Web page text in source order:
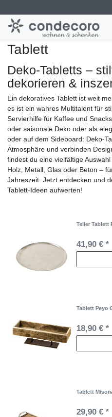
Tablett
Deko-Tabletts –
dekorieren &
Ein dekoratives Tablett ist weit
es ist ein wahres Multitalent für
Servierhilfe für Kaffee und
oder saisonale Deko oder als
oder auf dem Sideboard: Deko-
Atmosphäre und verbinden
findest du eine vielfältige
Holz, Metall, Glas oder Beton –
Jahreszeit. Jetzt entdecken und
Tablett-Ideen aufwerten!
Teller Tablett
41,90 € *
Tablett Peyo
18,90 € *
Tablett
29,90 € *